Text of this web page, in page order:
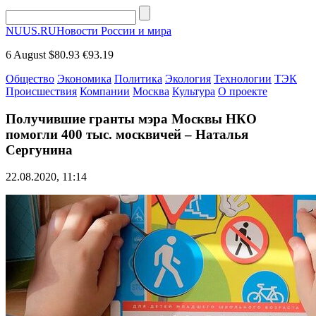
NUUS.RUНовости России и мира
6 August $80.93 €93.19
Общество Экономика Политика Экология Технологии ТЭК
Происшествия Компании Москва Культура О проекте
Получившие гранты мэра Москвы НКО
помогли 400 тыс. москвичей – Наталья
Сергунина
22.08.2020, 11:14